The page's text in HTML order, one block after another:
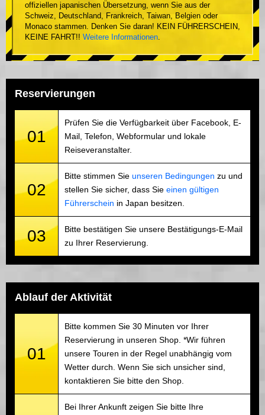
offiziellen japanischen Übersetzung, wenn Sie aus der
Schweiz, Deutschland, Frankreich, Taiwan, Belgien oder
Monaco stammen. Denken Sie daran! KEIN FÜHRERSCHEIN,
KEINE FAHRT!! Weitere Informationen.
Reservierungen
01
Prüfen Sie die Verfügbarkeit über Facebook, E-
Mail, Telefon, Webformular und lokale
Reiseveranstalter.
02
Bitte stimmen Sie unseren Bedingungen zu und
stellen Sie sicher, dass Sie einen gültigen
Führerschein in Japan besitzen.
03
Bitte bestätigen Sie unsere Bestätigungs-E-Mail
zu Ihrer Reservierung.
Ablauf der Aktivität
01
Bitte kommen Sie 30 Minuten vor Ihrer
Reservierung in unseren Shop. *Wir führen
unsere Touren in der Regel unabhängig vom
Wetter durch. Wenn Sie sich unsicher sind,
kontaktieren Sie bitte den Shop.
Bei Ihrer Ankunft zeigen Sie bitte Ihre